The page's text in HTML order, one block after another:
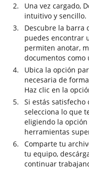
Una vez cargado,
intuitivo y sencillo.
Descubre la barra
puedes encontrar
permiten anotar,
documentos como
Ubica la opción
necesaria de
Haz clic en la
Si estás
selecciona lo que
eligiendo la
herramientas
Comparte tu
tu equipo,
continuar